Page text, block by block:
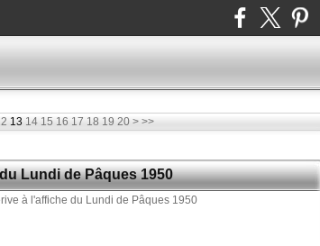
13 14 15 16 17 18 19 20 30
40
50
> >>
Lundi de Pâques 1950